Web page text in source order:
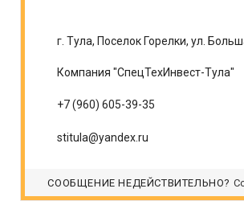
г. Тула, Поселок Горелки, ул.
Компания "СпецТехИнвест-Тула"
+7 (960) 605-39-35
stitula@yandex.ru
СООБЩЕНИЕ НЕДЕЙСТВИТЕЛЬНО?